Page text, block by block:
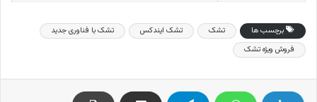
برچسب ها تشک تشک ایندکس
تشک با فناوری جدید
فروش ویژه تشک